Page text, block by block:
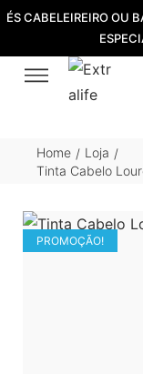
ÉS CABELEIREIRO OU
Home / Loja /
Tinta Cabelo
PROMOÇÃO!